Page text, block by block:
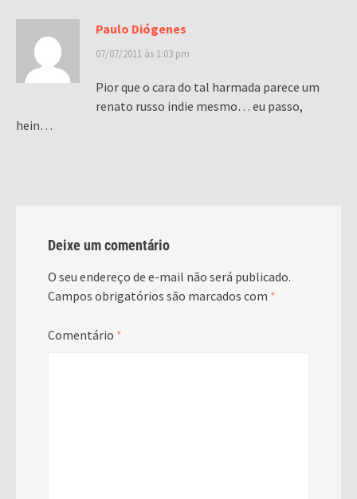
Paulo Diógenes
07/07/2011 às 1:03 pm
Pior que o cara do tal harmada parece um
renato russo indie mesmo… eu passo,
hein…
Deixe um comentário
O seu endereço de e-mail não será publicado.
Campos obrigatórios são marcados com *
Comentário *